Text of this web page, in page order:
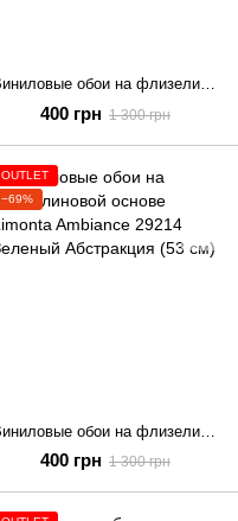
Виниловые обои на флизелиновой основе Limonta Ambiance 29401 Бежевый Листья (53 см)
400 грн 1 300 грн
OUTLET
−69%
400 грн 1 300 грн